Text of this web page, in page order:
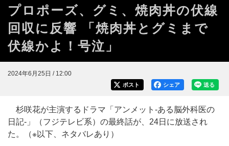
プロポーズ、グミ、焼肉丼の伏線
回収に反響 「焼肉丼とグミまで
伏線かよ！号泣」
2024年6月25日 / 12:00
送る
シェア
ポスト
杉咲花が主演するドラマ「アンメット-ある脳外科医の
日記-」（フジテレビ系）の最終話が、24日に放送され
た。（※以下、ネタバレあり）